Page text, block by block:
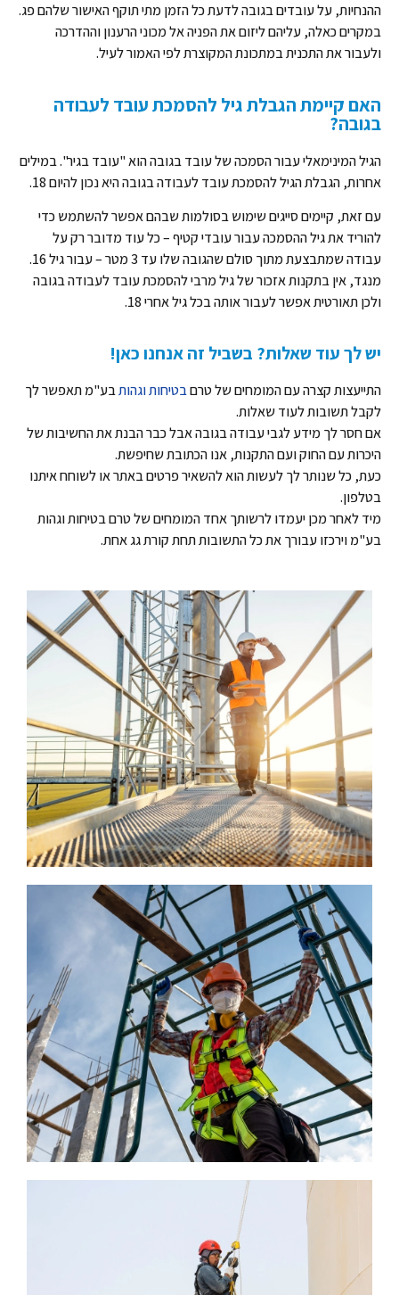
ההנחיות, על עובדים בגובה לדעת כל הזמן מתי תוקף האישור שלהם פג.
במקרים כאלה, עליהם ליזום את הפניה אל מכוני הרענון וההדרכה
ולעבור את התכנית במתכונת המקוצרת לפי האמור לעיל.
האם קיימת הגבלת גיל להסמכת עובד לעבודה
בגובה?
הגיל המינימאלי עבור הסמכה של עובד בגובה הוא "עובד בגיר". במילים
אחרות, הגבלת הגיל להסמכת עובד לעבודה בגובה היא נכון להיום 18.
עם זאת, קיימים סייגים שימוש בסולמות שבהם אפשר להשתמש כדי
להוריד את גיל ההסמכה עבור עובדי קטיף – כל עוד מדובר רק על
עבודה שמתבצעת מתוך סולם שהגובה שלו עד 3 מטר – עבור גיל 16.
מנגד, אין בתקנות אזכור של גיל מרבי להסמכת עובד לעבודה בגובה
ולכן תאורטית אפשר לעבור אותה בכל גיל אחרי 18.
יש לך עוד שאלות? בשביל זה אנחנו כאן!
התייעצות קצרה עם המומחים של טרםבטיחות וגהותבע"מ תאפשר לך
לקבל תשובות לעוד שאלות.
אם חסר לך מידע לגבי עבודה בגובה אבל כבר הבנת את החשיבות של
היכרות עם החוק ועם התקנות, אנו הכתובת שחיפשת.
כעת, כל שנותר לך לעשות הוא להשאיר פרטים באתר או לשוחח איתנו
בטלפון.
מיד לאחר מכן יעמדו לרשותך אחד המומחים של טרם בטיחות וגהות
בע"מ וירכזו עבורך את כל התשובות תחת קורת גג אחת.